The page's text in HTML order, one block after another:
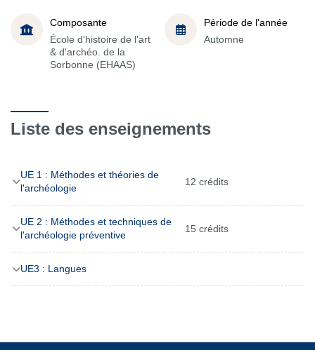
Composante
École d'histoire de l'art
& d'archéo. de la
Sorbonne (EHAAS)
Période de l'année
Automne
Liste des enseignements
UE 1 : Méthodes et théories de
l'archéologie
12 crédits
UE 2 : Méthodes et techniques de
l'archéologie préventive
15 crédits
UE3 : Langues